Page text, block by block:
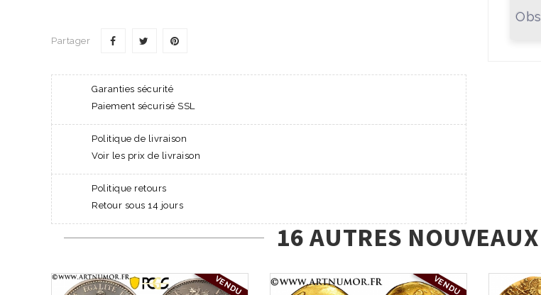
Partager
Garanties sécurité
Paiement sécurisé SSL
Politique de livraison
Voir les prix de livraison
Politique retours
Retour sous 14 jours
16 AUTRES
VENDU VENDU